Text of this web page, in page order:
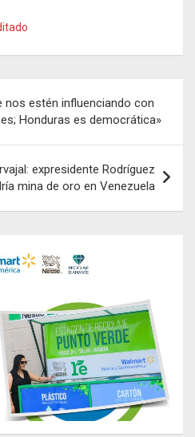
nos estén influenciando con
Honduras es democrática»
expresidente Rodríguez
mina de oro en Venezuela